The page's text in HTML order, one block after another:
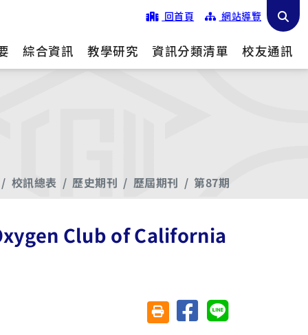
回首頁 網站導覽
綜合資訊 教學研究 資訊分類清單 校友通訊
校訊總表 歷史期刊 歷屆期刊 第87期
Club of California
友善列印(另開視窗)
分享至臉書分享至 Line